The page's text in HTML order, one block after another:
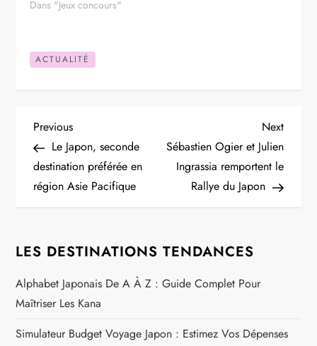
Dans "Jeux concours"
ACTUALITÉ
N
a
v
g
a
t
Previous
Post
Previous
Le Japon, seconde
destination préférée en
région Asie Pacifique
Next
Post
Next
Sébastien Ogier et Julien
Ingrassia remportent le
Rallye du Japon
LES DESTINATIONS TENDANCES
Alphabet Japonais De A À Z : Guide Complet Pour
Maîtriser Les Kana
Simulateur Budget Voyage Japon : Estimez Vos Dépenses